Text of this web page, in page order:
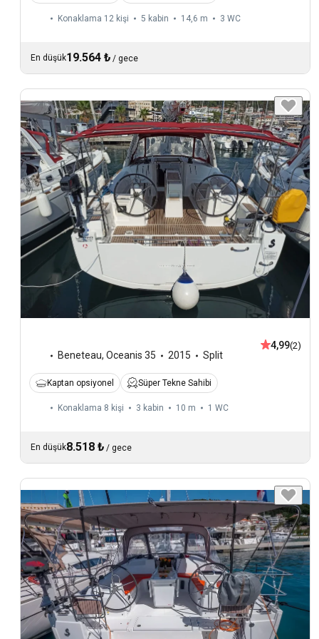
Konaklama 12 kişi 5 kabin 14,6 m 3 WC
En düşük19.564 ₺ / gece
Beneteau, Oceanis 35 2015 Split
4,99(2)
Kaptan opsiyonel Süper Tekne Sahibi
Konaklama 8 kişi 3 kabin 10 m 1 WC
En düşük8.518 ₺ / gece